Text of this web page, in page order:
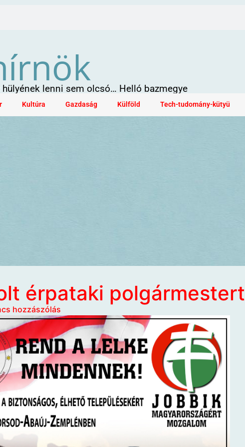
lenni sem olcsó… Helló bazmegye
Kultúra Gazdaság Külföld Tech-tudomány-kütyü
érpataki polgármestert
hozzászólás